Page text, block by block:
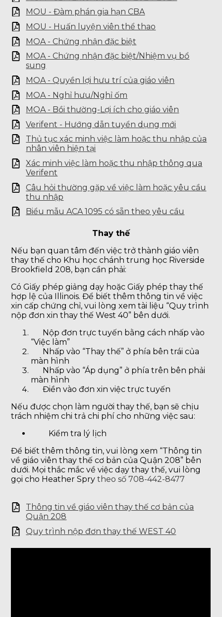
MOU - Đàm phán gia hạn CBA
MOU - Huấn luyện viên thể thao
MOA - Chứng nhận đặc biệt
MOA - Chứng nhận đặc biệt/Nhiệm vụ bổ
sung
MOA - Quyền lợi hưu trí của giáo viên
MOA - Nghỉ hưu/Nghỉ ốm
MOA - Bồi thường-Lợi ích cho giáo viên
Verifent - Hướng dẫn tuyển dụng mới
Thủ tục xác minh việc làm hoặc thu nhập của
nhân viên hiện tại
Xác minh việc làm hoặc thu nhập thông qua
Verifent
Câu hỏi thường gặp về việc làm hoặc yêu cầu
thu nhập
Biểu mẫu ACA 1095 có sẵn theo yêu cầu
Thay thế
Nếu bạn quan tâm đến việc trở thành giáo viên
thay thế cho Khu học chánh trung học Riverside
Brookfield 208, bạn cần phải:
Có Giấy phép giảng dạy hoặc Giấy phép thay thế
hợp lệ của Illinois. Để biết thêm thông tin về việc
xin cấp chứng chỉ, vui lòng xem tài liệu “Quy trình
nộp đơn xin thay thế West 40” bên dưới.
Nộp đơn trực tuyến bằng cách nhấp vào
“Việc làm”
Nhấp vào “Thay thế” ở phía bên trái của
màn hình
Nhấp vào “Áp dụng” ở phía trên bên phải
màn hình
Điền vào đơn xin việc trực tuyến
Nếu được chọn làm người thay thế, bạn sẽ chịu
trách nhiệm chi trả chi phí cho những việc sau:
Kiểm tra lý lịch
Để biết thêm thông tin, vui lòng xem “Thông tin
về giáo viên thay thế cơ bản của Quận 208” bên
dưới. Mọi thắc mắc về việc dạy thay thế, vui lòng
gọi cho Heather Sprytheo số 708-442-8477
Thông tin về giáo viên thay thế cơ bản của
Quận 208
Quy trình nộp đơn thay thế WEST 40